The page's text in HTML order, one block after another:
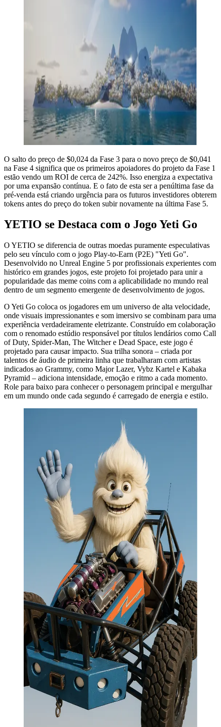
O salto do preço de $0,024 da Fase 3 para o novo preço de $0,041
na Fase 4 significa que os primeiros apoiadores do projeto da Fase 1
estão vendo um ROI de cerca de 242%. Isso energiza a expectativa
por uma expansão contínua. E o fato de esta ser a penúltima fase da
pré-venda está criando urgência para os futuros investidores obterem
tokens antes do preço do token subir novamente na última Fase 5.
YETIO se Destaca com o Jogo Yeti Go
O YETIO se diferencia de outras moedas puramente especulativas
pelo seu vínculo com o jogo Play-to-Earn (P2E) "Yeti Go".
Desenvolvido no Unreal Engine 5 por profissionais experientes com
histórico em grandes jogos, este projeto foi projetado para unir a
popularidade das meme coins com a aplicabilidade no mundo real
dentro de um segmento emergente de desenvolvimento de jogos.
O Yeti Go coloca os jogadores em um universo de alta velocidade,
onde visuais impressionantes e som imersivo se combinam para uma
experiência verdadeiramente eletrizante. Construído em colaboração
com o renomado estúdio responsável por títulos lendários como Call
of Duty, Spider-Man, The Witcher e Dead Space, este jogo é
projetado para causar impacto. Sua trilha sonora – criada por
talentos de áudio de primeira linha que trabalharam com artistas
indicados ao Grammy, como Major Lazer, Vybz Kartel e Kabaka
Pyramid – adiciona intensidade, emoção e ritmo a cada momento.
Role para baixo para conhecer o personagem principal e mergulhar
em um mundo onde cada segundo é carregado de energia e estilo.